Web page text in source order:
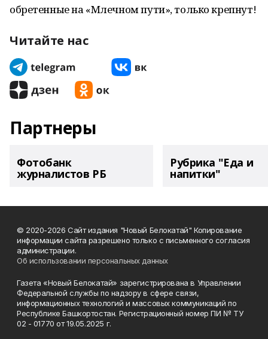
обретенные на «Млечном пути», только крепнут!
Читайте нас
Партнеры
Фотобанк
журналистов РБ
Рубрика "Еда и
напитки"
© 2020-2026 Сайт издания "Новый Белокатай" Копирование
информации сайта разрешено только с письменного согласия
администрации.
Об использовании персональных данных
Газета «Новый Белокатай» зарегистрирована в Управлении
Федеральной службы по надзору в сфере связи,
информационных технологий и массовых коммуникаций по
Республике Башкортостан. Регистрационный номер ПИ № ТУ
02 - 01770 от 19.05.2025 г.